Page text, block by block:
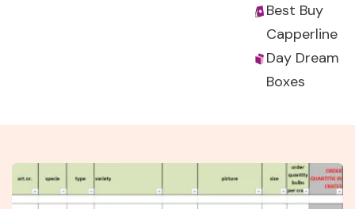
Best Buy
Capperline
Day Dream
Boxes